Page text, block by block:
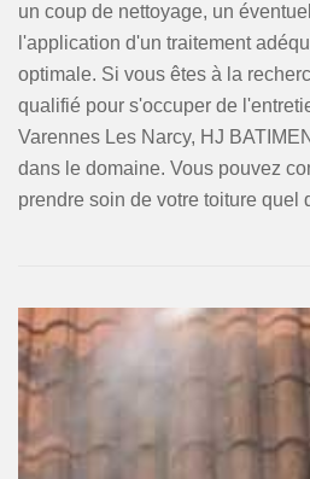
un coup de nettoyage, un
l'application d'un traitement
optimale. Si vous êtes à la
qualifié pour s'occuper de
Varennes Les Narcy, HJ
dans le domaine. Vous pouvez
prendre soin de votre toiture quel